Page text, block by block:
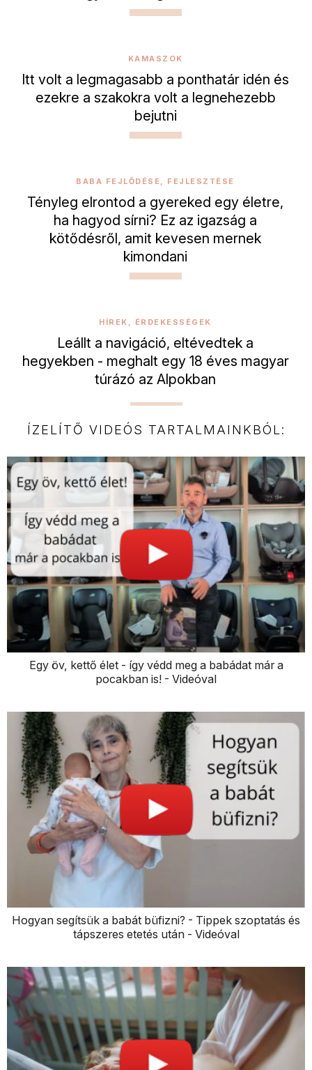
KAMASZOK
Itt volt a legmagasabb a ponthatár idén és
ezekre a szakokra volt a legnehezebb
bejutni
BABA FEJLŐDÉSE, FEJLESZTÉSE
Tényleg elrontod a gyereked egy életre,
ha hagyod sírni? Ez az igazság a
kötődésről, amit kevesen mernek
kimondani
HÍREK, ÉRDEKESSÉGEK
Leállt a navigáció, eltévedtek a
hegyekben - meghalt egy 18 éves magyar
túrázó az Alpokban
ÍZELÍTŐ VIDEÓS TARTALMAINKBÓL:
Egy öv, kettő élet - így védd meg a babádat már a
pocakban is! - Videóval
Hogyan segítsük a babát büfizni? - Tippek szoptatás és
tápszeres etetés után - Videóval